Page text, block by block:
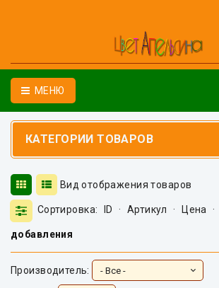
МЕНЮ
КАТЕГОРИИ ТОВАРОВ
Вид отображения товаров
Сортировка: ID · Артикул · Цена ·
добавления
Производитель: